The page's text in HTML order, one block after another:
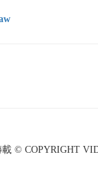
© COPYRIGHT